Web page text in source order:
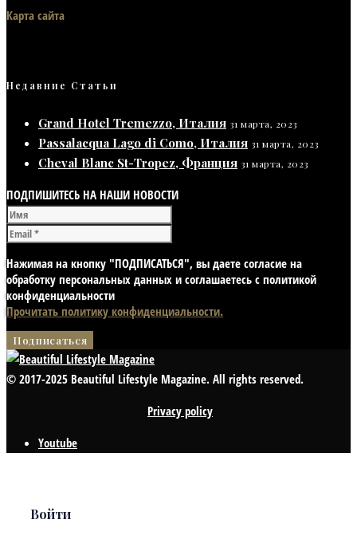
Карта сайта
Недавние Статьи
Grand Hotel Tremezzo, Италия 31 марта, 2023
Passalacqua Lago di Como, Италия 31 марта, 2023
Cheval Blanc St-Tropez, Франция 31 марта, 2023
ПОДПИШИТЕСЬ НА НАШИ НОВОСТИ
Нажимая на кнопку "ПОДПИСАТЬСЯ", вы даете согласие на
обработку персональных данных и соглашаетесь с политикой
конфиденциальности
Прочитать политику конфиденциальности.
© 2017-2025 Beautiful Lifestyle Magazine. All rights reserved.
Privacy policy
Youtube
Войти